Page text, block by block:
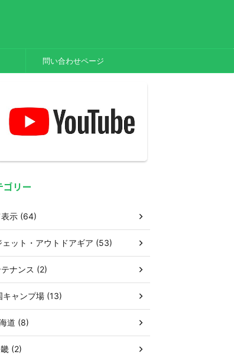
問い合わせページ
ゴリー
表示 (64)
ェット・アウトドアギア (53)
テナンス (2)
キャンプ場 (13)
道 (8)
(2)